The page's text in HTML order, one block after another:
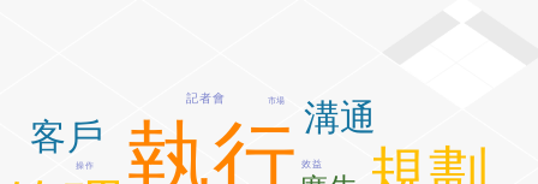
執行 溝通
客戶
記者會
效益
市場
操作